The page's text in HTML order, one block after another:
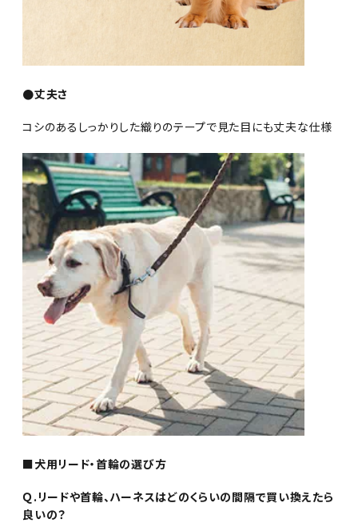
●丈夫さ
コシのあるしっかりした織りのテープで見た目にも丈夫な仕様
■犬用リード・首輪の選び方
Ｑ.リードや首輪、ハーネスはどのくらいの間隔で買い換えたら
良いの？